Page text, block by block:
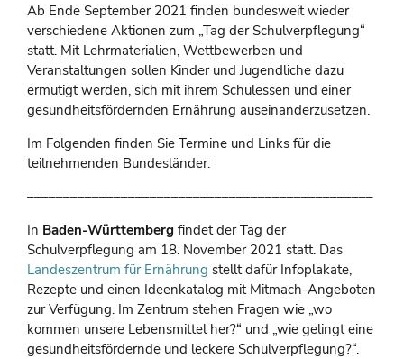
Ab Ende September 2021 finden bundesweit wieder
verschiedene Aktionen zum „Tag der Schulverpflegung“
statt. Mit Lehrmaterialien, Wettbewerben und
Veranstaltungen sollen Kinder und Jugendliche dazu
ermutigt werden, sich mit ihrem Schulessen und einer
gesundheitsfördernden Ernährung auseinanderzusetzen.
Im Folgenden finden Sie Termine und Links für die
teilnehmenden Bundesländer:
––––––––––––––––––––––––––––––––––––––––––––––––
In Baden-Württemberg findet der Tag der
Schulverpflegung am 18. November 2021 statt. Das
Landeszentrum für Ernährung stellt dafür Infoplakate,
Rezepte und einen Ideenkatalog mit Mitmach-Angeboten
zur Verfügung. Im Zentrum stehen Fragen wie „wo
kommen unsere Lebensmittel her?“ und „wie gelingt eine
gesundheitsfördernde und leckere Schulverpflegung?“.